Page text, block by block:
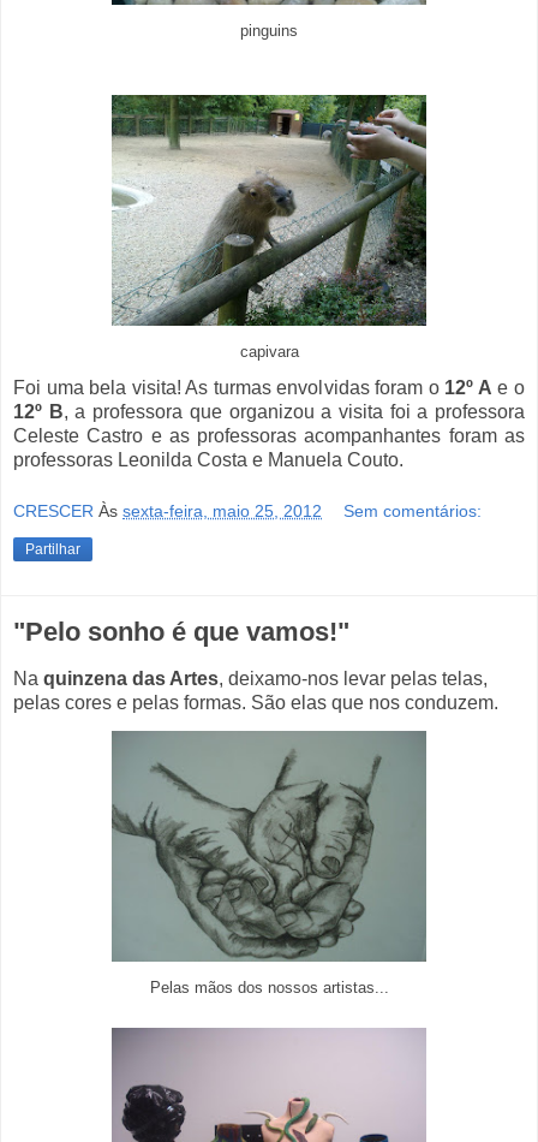
pinguins
capivara
Foi uma bela visita! As turmas envolvidas foram o 12º A e o
12º B, a professora que organizou a visita foi a professora
Celeste Castro e as professoras acompanhantes foram as
professoras Leonilda Costa e Manuela Couto.
CRESCER Às sexta-feira, maio 25, 2012 Sem comentários:
Partilhar
"Pelo sonho é que vamos!"
Na quinzena das Artes, deixamo-nos levar pelas telas,
pelas cores e pelas formas. São elas que nos conduzem.
Pelas mãos dos nossos artistas...